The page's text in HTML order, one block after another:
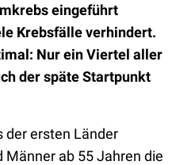
eingeführt
Krebsfälle verhindert.
Nur ein Viertel aller
der späte Startpunkt
der ersten Länder
ab 55 Jahren die